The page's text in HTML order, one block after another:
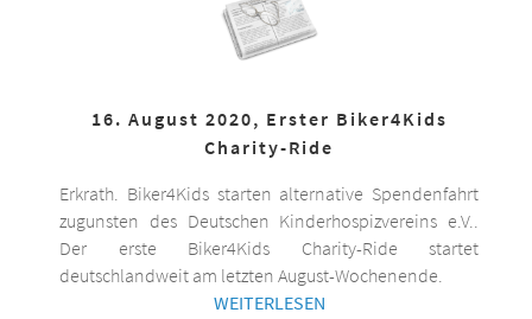
16. August 2020, Erster Biker4Kids
Charity-Ride
Erkrath. Biker4Kids starten alternative Spendenfahrt
zugunsten des Deutschen Kinderhospizvereins e.V..
Der erste Biker4Kids Charity-Ride startet
deutschlandweit am letzten August-Wochenende.
WEITERLESEN